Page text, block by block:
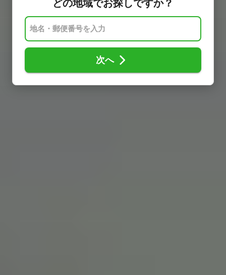
どの地域でお探しですか？
次へ